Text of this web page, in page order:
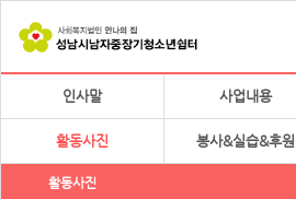
인사말 사업내용
활동사진 봉사&실습&후원
활동사진